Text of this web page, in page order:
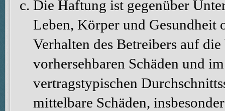
Die Haftung ist gegenüber
Leben, Körper und Gesundheit
Verhalten des Betreibers auf
vorhersehbaren Schäden und
vertragstypischen
mittelbare Schäden,